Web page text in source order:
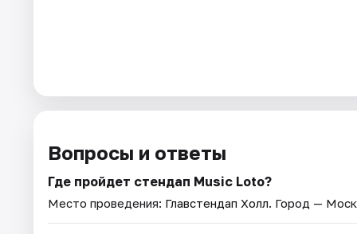
Вопросы и ответы
Где пройдет стендап Music Loto?
Место проведения: Главстендап Холл. Город —